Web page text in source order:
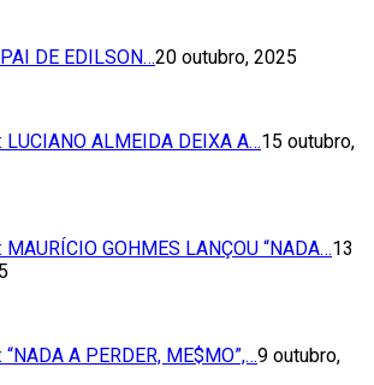
DE EDILSON…20 outubro, 2025
LUCIANO ALMEIDA DEIXA A…15 outubro,
MAURÍCIO GOHMES LANÇOU “NADA…13
“NADA A PERDER, ME$MO”,…9 outubro,